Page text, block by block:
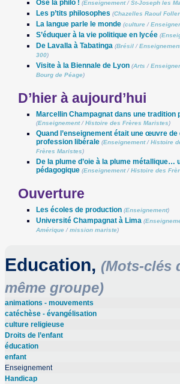
Ose la philo ! (Enseignement/St-Joseph les
Les p’tits philosophes (Chazelles Raoul
La langue parle le monde (culture /
S’éduquer à la vie politique en lycée (
De Lavalla à Tabatinga (Brésil /
300)
Visite à la Biennale de Lyon (Arts /
Bourg de Péage)
D’hier à aujourd’hui
Marcellin Champagnat dans une tradition
(Enseignement/Histoire des Frères Maristes)
Quand l’enseignement était une œuvre
profession libérale (Enseignement/Histoire
Frères Maristes)
De la plume d’oie à la plume métallique…
pédagogique (Enseignement/Histoire des
Ouverture
Les écoles de production (Enseignement)
Université Champagnat à Lima (
Amérique /mission mariste)
Education, (Mots-clés
même groupe)
animations - mouvements
catéchèse - évangélisation
culture religieuse
Droits de l’enfant
éducation
enfant
Enseignement
Handicap